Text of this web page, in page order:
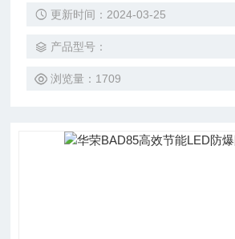
动切换到应急照明状态；钢管或电缆布线。
更新时间：2024-03-25
产品型号：
浏览量：1709